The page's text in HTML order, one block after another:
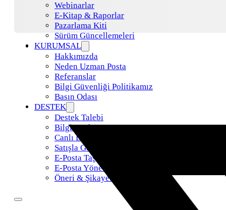
Webinarlar
E-Kitap & Raporlar
Pazarlama Kiti
Sürüm Güncellemeleri
KURUMSAL
Hakkımızda
Neden Uzman Posta
Referanslar
Bilgi Güvenliği Politikamız
Basın Odası
DESTEK
Destek Talebi
Bilgi Bankası
Canlı Destek
Satışla Görüş
E-Posta Taşıma
E-Posta Yönetimi
Öneri & Şikayet